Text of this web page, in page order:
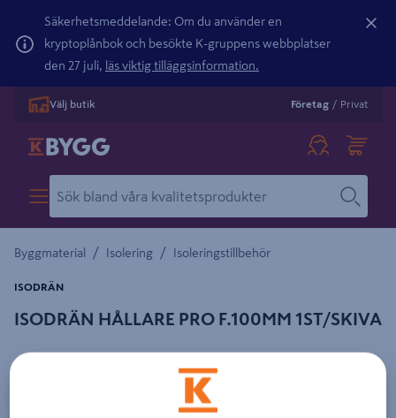
Säkerhetsmeddelande: Om du använder en
kryptoplånbok och besökte K-gruppens webbplatser
den 27 juli, läs viktig tilläggsinformation.
Välj butik Företag / Privat
Byggmaterial / Isolering / Isoleringstillbehör
ISODRÄN HÅLLARE PRO F.100MM 1ST/SKIVA
ISODRÄN
Detaljerad beskrivning finns i produktbeskrivningsområdet